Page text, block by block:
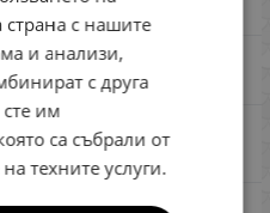
с нашите
и анализи,
с друга
им
са събрали от
техните услуги.